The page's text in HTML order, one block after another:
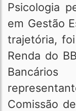
Psicologia
em Gestão
trajetória,
Renda do
Comissão